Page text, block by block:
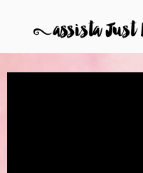
8assista Just